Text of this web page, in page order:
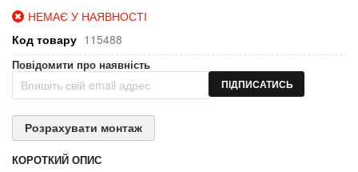
НЕМАЄ У НАЯВНОСТІ
Код товару 115488
Повідомити про наявність
ПІДПИСАТИСЬ
Розрахувати монтаж
КОРОТКИЙ ОПИС